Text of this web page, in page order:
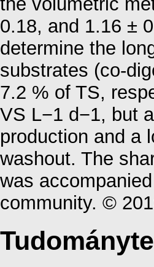
0.18, and 1.16 ±
determine the
substrates (co-
7.2 % of TS,
VS L−1 d−1, but
production and a
washout. The
was
community. ©